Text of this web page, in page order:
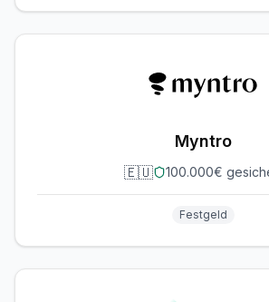
Myntro
🇪🇺 100.000€
Festgeld